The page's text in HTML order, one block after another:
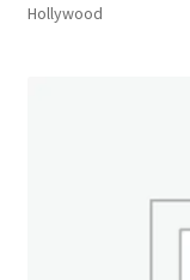
Integritetspolicy
Hollywood